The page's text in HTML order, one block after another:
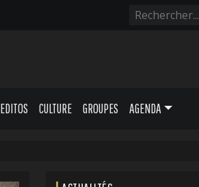
EDITOS CULTURE GROUPES AGENDA